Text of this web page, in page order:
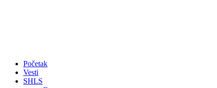
Početak
Vesti
SHLS